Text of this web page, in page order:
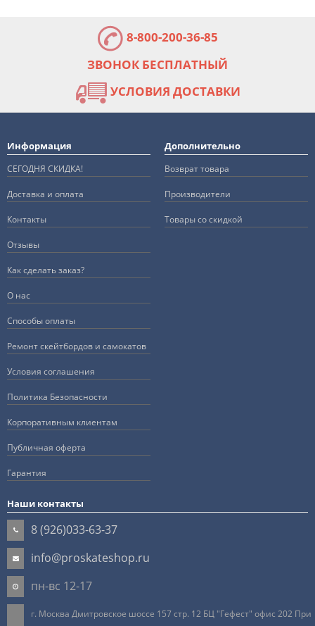
8-800-200-36-85
ЗВОНОК БЕСПЛАТНЫЙ
УСЛОВИЯ ДОСТАВКИ
Информация
СЕГОДНЯ СКИДКА!
Доставка и оплата
Контакты
Отзывы
Как сделать заказ?
О нас
Способы оплаты
Ремонт скейтбордов и самокатов
Условия соглашения
Политика Безопасности
Корпоративным клиентам
Публичная оферта
Гарантия
Дополнительно
Возврат товара
Производители
Товары со скидкой
Наши контакты
8 (926)033-63-37
info@proskateshop.ru
пн-вс 12-17
г. Москва Дмитровское шоссе 157 стр. 12 БЦ "Гефест" офис 202 При